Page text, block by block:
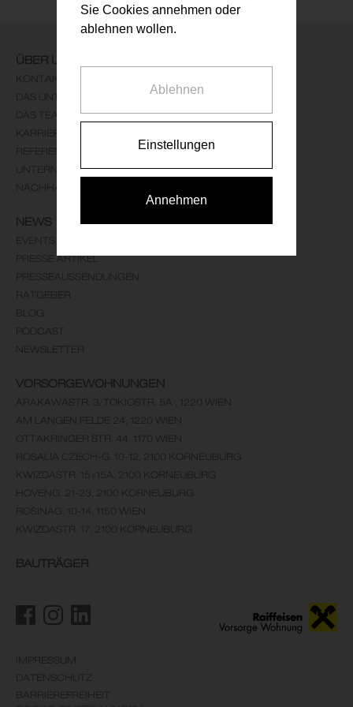
ÜBER UNS
KONTAKT
DAS UNTERNEHMEN
DAS TEAM
KARRIERE
REFERENZEN
UNTERNEHMENSLEITBILD
NACHHALTIGKEIT
NEWS
EVENTS
PRESSE ARTIKEL
PRESSEAUSSENDUNGEN
RATGEBER
BLOG
PODCAST
NEWSLETTER
VORSORGEWOHNUNGEN
ARAKAWASTR. 3/TOKIOSTR. 5A , 1220 WIEN
AM LANGEN FELDE 24, 1220 WIEN
OTTAKRINGER STR. 44, 1170 WIEN
ROSALIA CZECH-G. 10-12, 2100 KORNEUBURG
KWIZDASTR. 15+15A, 2100 KORNEUBURG
HOVENG. 21-23, 2100 KORNEUBURG
ROSINAG. 10-14, 1150 WIEN
KWIZDASTR. 17, 2100 KORNEUBURG
BAUTRÄGER
IMPRESSUM
DATENSCHUTZ
BARRIEREFREIHEIT
Sie Cookies annehmen oder
ablehnen wollen.
Ablehnen
Einstellungen
Annehmen